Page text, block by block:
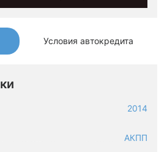
Условия автокредита
2014
АКПП